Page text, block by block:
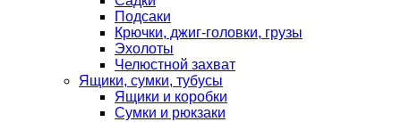
Подсаки
Крючки, джиг-головки, грузы
Эхолоты
Челюстной захват
Ящики, сумки, тубусы
Ящики и коробки
Сумки и рюкзаки